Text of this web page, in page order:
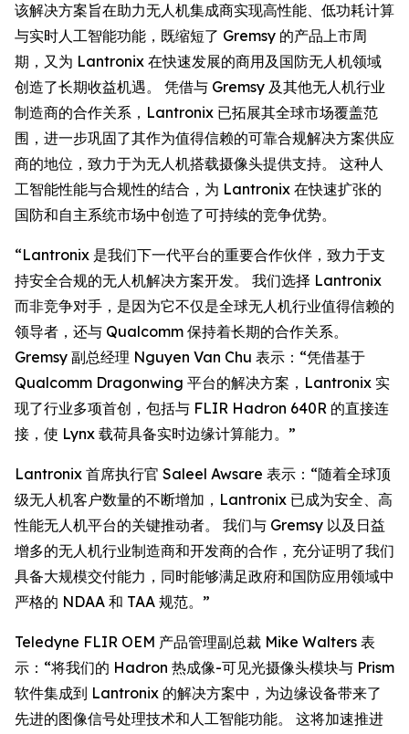
该解决方案旨在助力无人机集成商实现高性能、低功耗计算
与实时人工智能功能，既缩短了 Gremsy 的产品上市周
期，又为 Lantronix 在快速发展的商用及国防无人机领域
创造了长期收益机遇。 凭借与 Gremsy 及其他无人机行业
制造商的合作关系，Lantronix 已拓展其全球市场覆盖范
围，进一步巩固了其作为值得信赖的可靠合规解决方案供应
商的地位，致力于为无人机搭载摄像头提供支持。 这种人
工智能性能与合规性的结合，为 Lantronix 在快速扩张的
国防和自主系统市场中创造了可持续的竞争优势。
“Lantronix 是我们下一代平台的重要合作伙伴，致力于支
持安全合规的无人机解决方案开发。 我们选择 Lantronix
而非竞争对手，是因为它不仅是全球无人机行业值得信赖的
领导者，还与 Qualcomm 保持着长期的合作关系。
Gremsy 副总经理 Nguyen Van Chu 表示：“凭借基于
Qualcomm Dragonwing 平台的解决方案，Lantronix 实
现了行业多项首创，包括与 FLIR Hadron 640R 的直接连
接，使 Lynx 载荷具备实时边缘计算能力。”
Lantronix 首席执行官 Saleel Awsare 表示：“随着全球顶
级无人机客户数量的不断增加，Lantronix 已成为安全、高
性能无人机平台的关键推动者。 我们与 Gremsy 以及日益
增多的无人机行业制造商和开发商的合作，充分证明了我们
具备大规模交付能力，同时能够满足政府和国防应用领域中
严格的 NDAA 和 TAA 规范。”
Teledyne FLIR OEM 产品管理副总裁 Mike Walters 表
示：“将我们的 Hadron 热成像-可见光摄像头模块与 Prism
软件集成到 Lantronix 的解决方案中，为边缘设备带来了
先进的图像信号处理技术和人工智能功能。 这将加速推进